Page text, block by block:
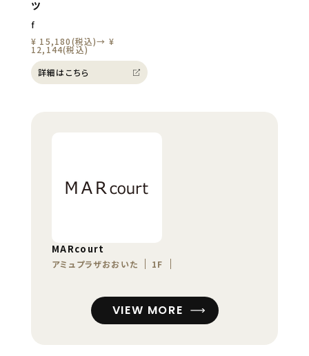
ツ
f
¥ 15,180(税込)→ ¥
12,144(税込)
詳細はこちら
MARcourt
アミュプラザおおいた 1F
VIEW MORE